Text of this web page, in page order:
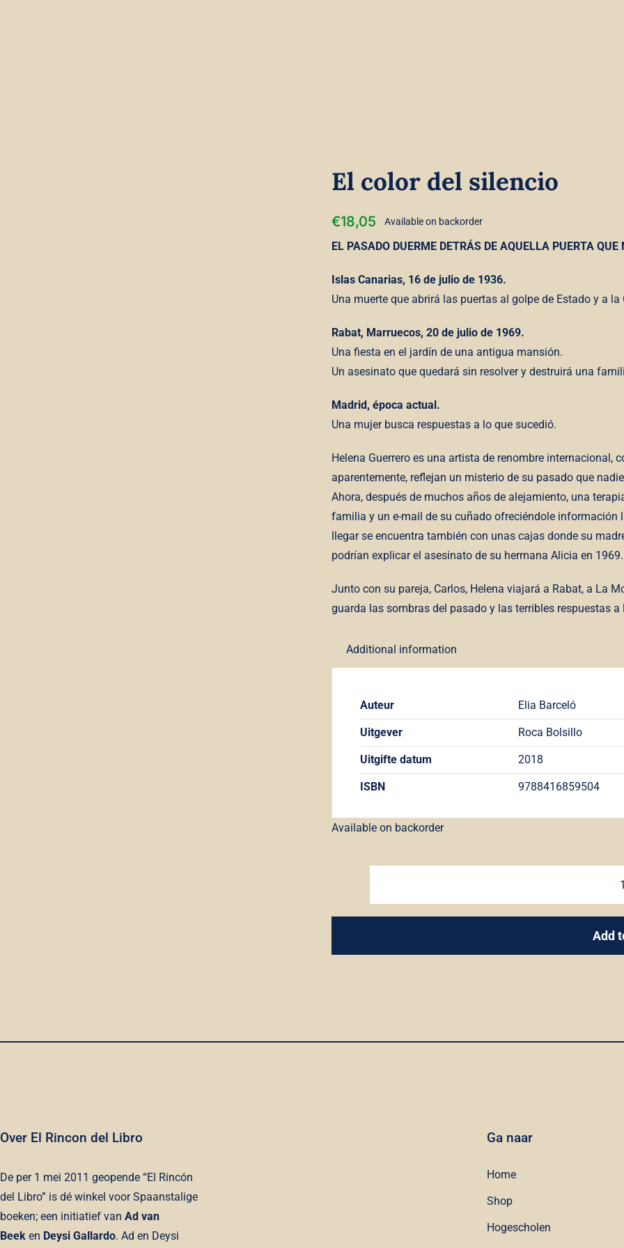
El color del silencio
€18,05 Available on backorder
EL PASADO DUERME DETRÁS DE AQUELLA PUERTA
Islas Canarias, 16 de julio de 1936.
Una muerte que abrirá las puertas al golpe de Estado y a la
Rabat, Marruecos, 20 de julio de 1969.
Una fiesta en el jardín de una antigua mansión.
Un asesinato que quedará sin resolver y destruirá una
Madrid, época actual.
Una mujer busca respuestas a lo que sucedió.
Helena Guerrero es una artista de renombre
aparentemente, reflejan un misterio de su pasado que
Ahora, después de muchos años de alejamiento, una
familia y un e-mail de su cuñado ofreciéndole información
llegar se encuentra también con unas cajas donde su
podrían explicar el asesinato de su hermana Alicia en 1969.
Junto con su pareja, Carlos, Helena viajará a Rabat, a La
guarda las sombras del pasado y las terribles respuestas
Additional information
Auteur Elia Barceló
Uitgever Roca Bolsillo
Uitgifte datum 2018
ISBN 9788416859504
Available on backorder
El
Add
Over El Rincon del Libro
De per 1 mei 2011 geopende “El Rincón
del Libro” is dé winkel voor Spaanstalige
boeken; een initiatief van Ad van
Beeken Deysi Gallardo. Ad en Deysi
Ga naar
Home
Shop
Hogescholen